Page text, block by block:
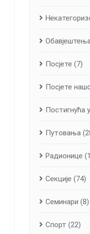
Посјете (7)
Посјете
Постигнућа
Путовања
Радионице
Секције (74)
Семинари (8)
Спорт (22)